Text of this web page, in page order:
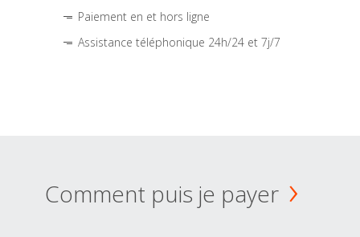
Paiement en et hors ligne
Assistance téléphonique 24h/24 et 7j/7
Comment puis je payer